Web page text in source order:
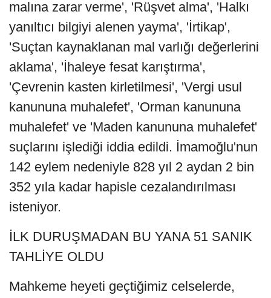
malına zarar verme', 'Rüşvet alma', 'Halkı
yanıltıcı bilgiyi alenen yayma', 'İrtikap',
'Suçtan kaynaklanan mal varlığı değerlerini
aklama', 'İhaleye fesat karıştırma',
'Çevrenin kasten kirletilmesi', 'Vergi usul
kanununa muhalefet', 'Orman kanununa
muhalefet' ve 'Maden kanununa muhalefet'
suçlarını işlediği iddia edildi. İmamoğlu'nun
142 eylem nedeniyle 828 yıl 2 aydan 2 bin
352 yıla kadar hapisle cezalandırılması
isteniyor.
İLK DURUŞMADAN BU YANA 51 SANIK
TAHLİYE OLDU
Mahkeme heyeti geçtiğimiz celselerde,